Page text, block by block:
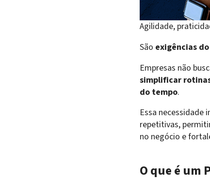
Agilidade,
São exigências
Empresas não
simplificar
do tempo.
Essa necessidade
repetitivas,
no negócio e
O que é um